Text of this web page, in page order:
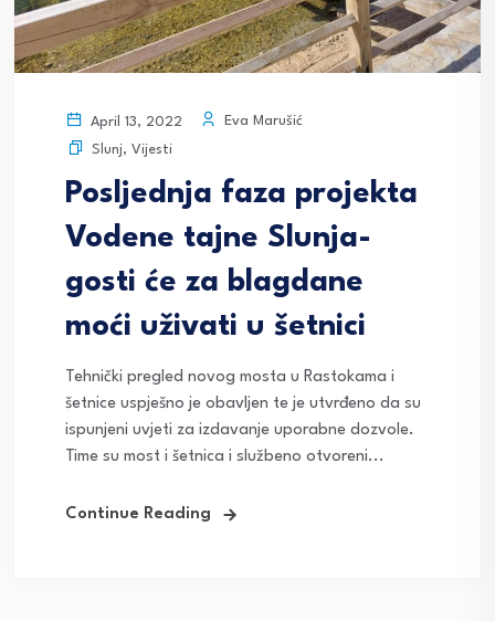
April 13, 2022
Eva Marušić
Slunj, Vijesti
Posljednja faza projekta
Vodene tajne Slunja-
gosti će za blagdane
moći uživati u šetnici
Tehnički pregled novog mosta u Rastokama i
šetnice uspješno je obavljen te je utvrđeno da su
ispunjeni uvjeti za izdavanje uporabne dozvole.
Time su most i šetnica i službeno otvoreni...
Continue Reading